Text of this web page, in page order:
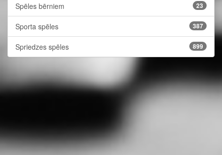
Spēles bērniem 23
Sporta spēles 387
Spriedzes spēles 899